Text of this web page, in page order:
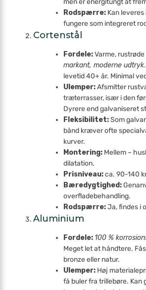
men er energitungt at
Rodspærre: Kan
fungere som integreret
Cortenstål
Fordele:Varme,
markant, moderne udtryk
levetid 40+ år. Minimal
Ulemper:Afsmitter
træterrasser, især i den
Dyrere end galvaniseret
Fleksibilitet:Som
bånd kræver ofte
kurver.
Montering: Mellem –
dilatation.
Prisniveau:ca. 90-140
Bæredygtighed:
overflade­behandling.
Rodspærre:Ja, findes i
Aluminium
Fordele: 100 %
Meget let at håndtere.
bronze eller natur.
Ulemper: Høj
få buler fra trillebøre. Kan